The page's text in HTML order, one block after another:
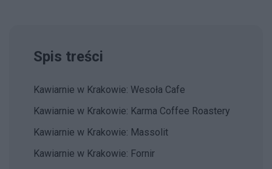
Spis treści
Kawiarnie w Krakowie: Wesoła Cafe
Kawiarnie w Krakowie: Karma Coffee Roastery
Kawiarnie w Krakowie: Massolit
Kawiarnie w Krakowie: Fornir